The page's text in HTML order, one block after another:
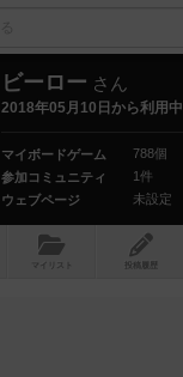
ビーロー さん
2018年05月10日から利用中
マイボードゲーム
788個
参加コミュニティ
1件
ウェブページ
未設定
マイリスト 投稿履歴